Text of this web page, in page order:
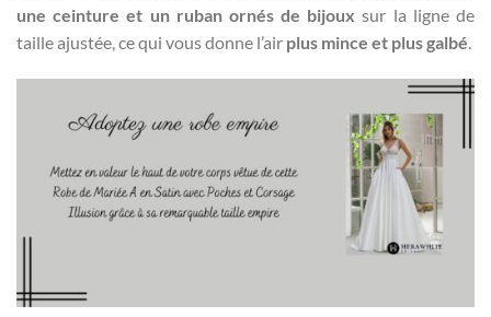
une ceinture et un ruban ornés de bijoux sur la ligne de
taille ajustée, ce qui vous donne l’air plus mince et plus galbé.